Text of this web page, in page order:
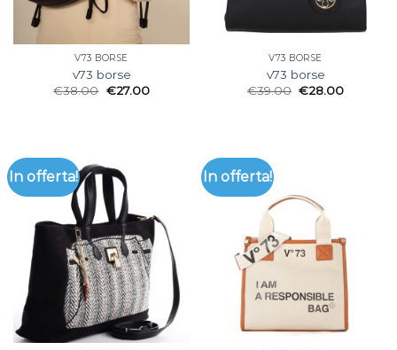
V73 BORSE
v73 borse
€38.00 €27.00
V73 BORSE
v73 borse
€39.00 €28.00
In offerta! In offerta!